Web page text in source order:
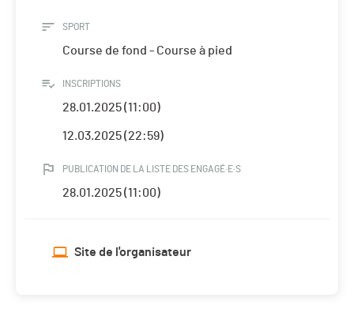
SPORT
Course de fond - Course à pied
INSCRIPTIONS
28.01.2025 (11:00)
12.03.2025 (22:59)
PUBLICATION DE LA LISTE DES ENGAGÉ·E·S
28.01.2025 (11:00)
Site de l'organisateur